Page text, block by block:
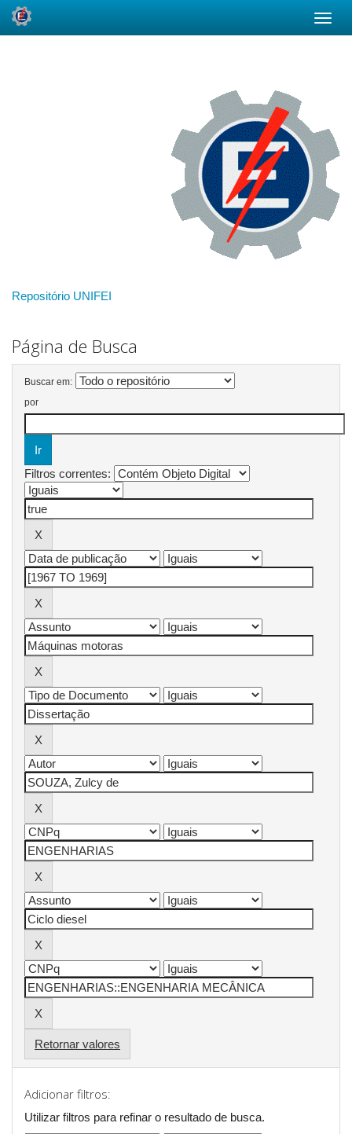
Repositório UNIFEI
Página de Busca
Buscar em:
por
Filtros correntes:
Retornar valores
Adicionar filtros:
Utilizar filtros para refinar o resultado de busca.